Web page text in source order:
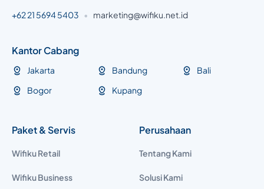
+62 21 5694 5403 • marketing@wifiku.net.id
Kantor Cabang
Jakarta
Bogor
Bandung
Kupang
Bali
Paket & Servis
Wifiku Retail
Wifiku Business
Perusahaan
Tentang Kami
Solusi Kami